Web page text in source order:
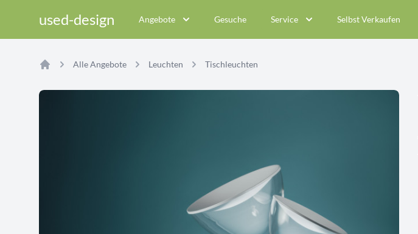
used-design Angebote Gesuche Service Selbst Verkaufen
Alle Angebote Leuchten Tischleuchten